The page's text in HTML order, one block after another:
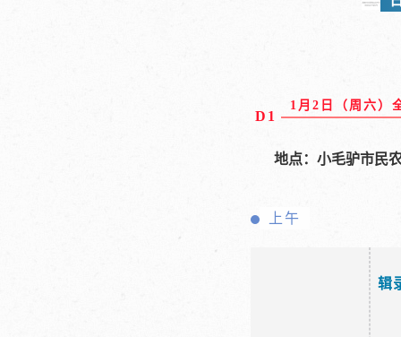
D1
1月2日（周六）
地点：小毛驴市民
上午
辑